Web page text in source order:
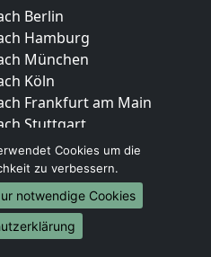
Berlin
Hamburg
München
Köln
Frankfurt am Main
Stuttgart
Düsseldorf
Leipzig
Dortmund
Essen
Bremen
Cookies um die
zu verbessern.
notwendige Cookies